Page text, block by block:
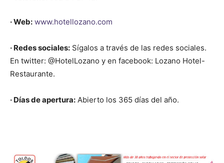
· Web: www.hotellozano.com
· Redes sociales: Sígalos a través de las redes sociales.
En twitter: @HotelLozano y en facebook: Lozano Hotel-
Restaurante.
· Días de apertura: Abierto los 365 días del año.